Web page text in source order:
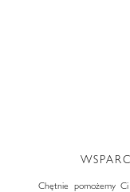
Chętnie pomożemy